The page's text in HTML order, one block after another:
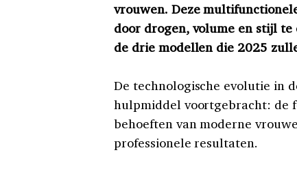
vrouwen. Deze
door drogen, volume en stijl
de drie modellen die 2025
De technologische evolutie in
hulpmiddel voortgebracht: de
behoeften van moderne
professionele resultaten.